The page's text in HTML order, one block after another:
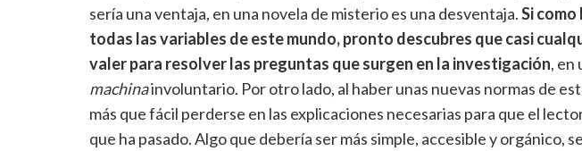
sería una ventaja, en una novela de misterio es una desventaja.Si
todas las variables de este mundo, pronto descubres que casi
valer para resolver las preguntas que surgen en la investigación, en
machinainvoluntario. Por otro lado, al haber unas nuevas normas de
más que fácil perderse en las explicaciones necesarias para que el
que ha pasado. Algo que debería ser más simple, accesible y orgánico,